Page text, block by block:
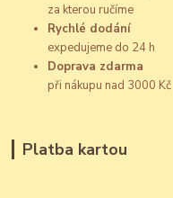
za kterou ručíme
Rychlé dodání
expedujeme do 24 h
Doprava zdarma
při nákupu nad 3000 Kč
Platba kartou